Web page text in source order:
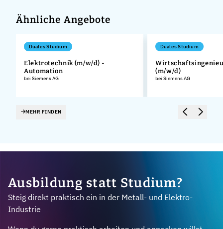
Ähnliche Angebote
Duales Studium
Elektrotechnik (m/w/d) -
Automation
bei Siemens AG
Duales Studium
(m/w/d)
bei Siemens AG
MEHR FINDEN
Ausbildung statt Studium?
Steig direkt praktisch ein in der Metall- und Elektro-
Industrie